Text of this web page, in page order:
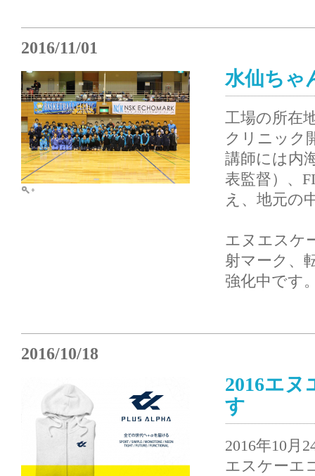
2016/11/01
水仙ちゃ
工場の所在
クリニック
講師には内
表監督）、
え、地元の
エヌエスケ
射マーク、
強化中です
2016/10/18
2016エ
す
2016年10月
エスケーエ